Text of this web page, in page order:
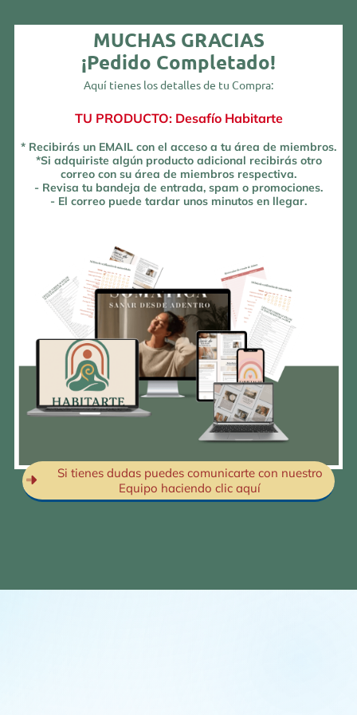
MUCHAS GRACIAS
¡Pedido Completado!
Aquí tienes los detalles de tu Compra:
TU PRODUCTO: Desafío Habitarte
* Recibirás un EMAIL con el acceso a tu área de miembros.
*Si adquiriste algún producto adicional recibirás otro
correo con su área de miembros respectiva.
- Revisa tu bandeja de entrada, spam o promociones.
- El correo puede tardar unos minutos en llegar.
Si tienes dudas puedes comunicarte con nuestro
Equipo haciendo clic aquí